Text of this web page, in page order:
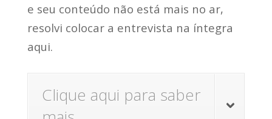
e seu conteúdo não está mais no ar,
resolvi colocar a entrevista na íntegra
aqui.
Clique aqui para saber